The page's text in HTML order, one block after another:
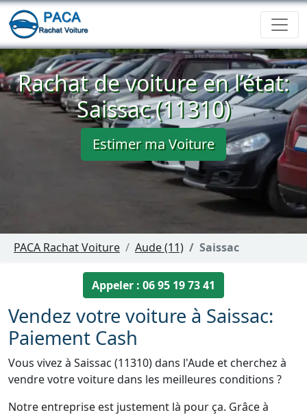
Rachat de voiture en l’état:
Saissac (11310)
Estimer ma Voiture
PACA Rachat Voiture Aude (11) Saissac
Appeler : 06 95 19 73 41
Vendez votre voiture à Saissac:
Paiement Cash
Vous vivez à Saissac (11310) dans l'Aude et cherchez à
vendre votre voiture dans les meilleures conditions ?
Notre entreprise est justement là pour ça. Grâce à